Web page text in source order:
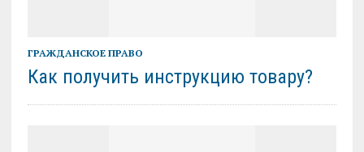
ГРАЖДАНСКОЕ ПРАВО
Как получить инструкцию товару?